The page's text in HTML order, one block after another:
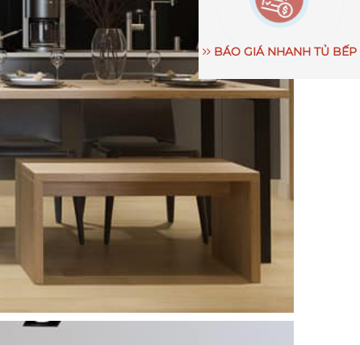
BÁO GIÁ NHANH TỦ BẾP